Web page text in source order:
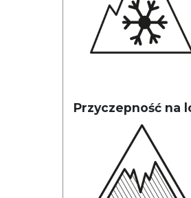
Przyczepność na